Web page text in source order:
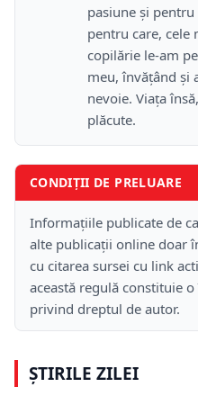
pasiune și
pentru care, cele
copilărie le-am
meu, învățând și
nevoie. Viața
plăcute.
CONDIȚII DE PRELUARE
Informațiile publicate de
alte publicații online doar
cu citarea sursei cu link
această regulă constituie
privind dreptul de autor.
ȘTIRILE ZILEI